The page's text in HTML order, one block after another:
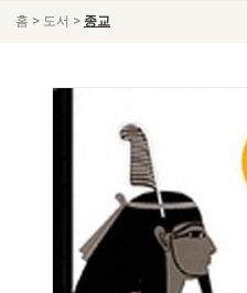
홈 > 도서 > 종교